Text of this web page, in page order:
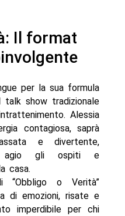
Il format
per la sua formula
talk show tradizionale
Alessia
contagiosa, saprà
e divertente,
agio gli ospiti e
casa.
“Obbligo o Verità”
di emozioni, risate e
imperdibile per chi